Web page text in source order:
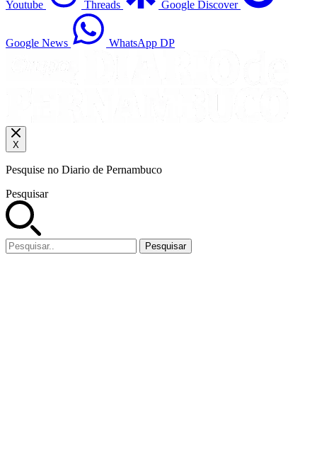
Youtube Threads Google Discover
Google News WhatsApp DP
X
Pesquise no Diario de Pernambuco
Pesquisar
Pesquisar